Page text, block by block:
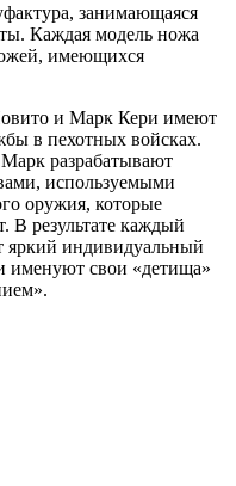
занимающаяся
Каждая модель ножа
имеющихся
и Марк Кери имеют
в пехотных войсках.
разрабатывают
используемыми
оружия, которые
В результате каждый
яркий индивидуальный
именуют свои «детища»